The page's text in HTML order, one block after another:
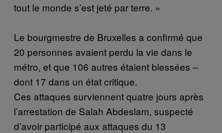
tout le monde s’est jeté par terre. »
Le bourgmestre de Bruxelles a confirmé que
20 personnes avaient perdu la vie dans le
métro, et que 106 autres étaient blessées –
dont 17 dans un état critique.
Ces attaques surviennent quatre jours après
l’arrestation de Salah Abdeslam, suspecté
d’avoir participé aux attaques du 13